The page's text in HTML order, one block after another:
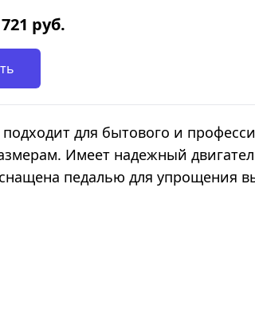
721 руб.
для бытового и
Имеет надежный
педалью для упрощения